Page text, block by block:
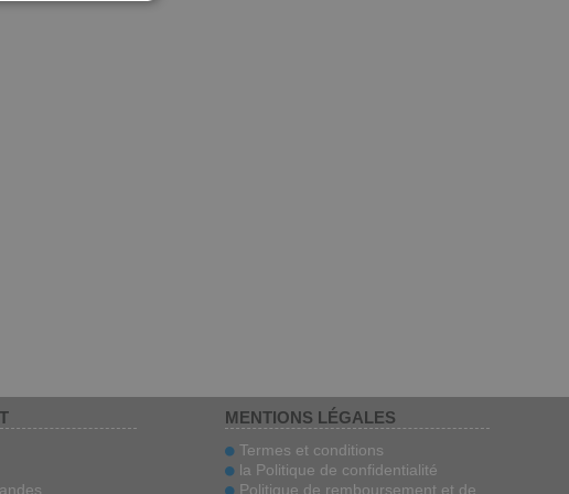
MENTIONS LÉGALES
Termes et conditions
la Politique de confidentialité
Politique de remboursement et de